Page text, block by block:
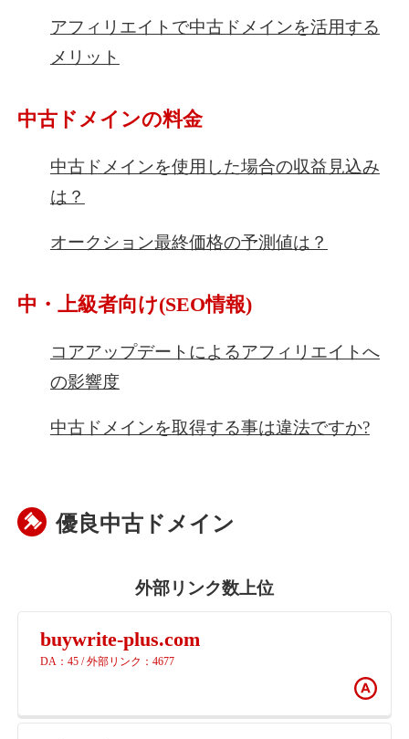
アフィリエイトで中古ドメインを活用する
メリット
中古ドメインの料金
中古ドメインを使用した場合の収益見込み
は？
オークション最終価格の予測値は？
中・上級者向け(SEO情報)
コアアップデートによるアフィリエイトへ
の影響度
中古ドメインを取得する事は違法ですか?
優良中古ドメイン
外部リンク数上位
buywrite-plus.com
DA：45 / 外部リンク：4677